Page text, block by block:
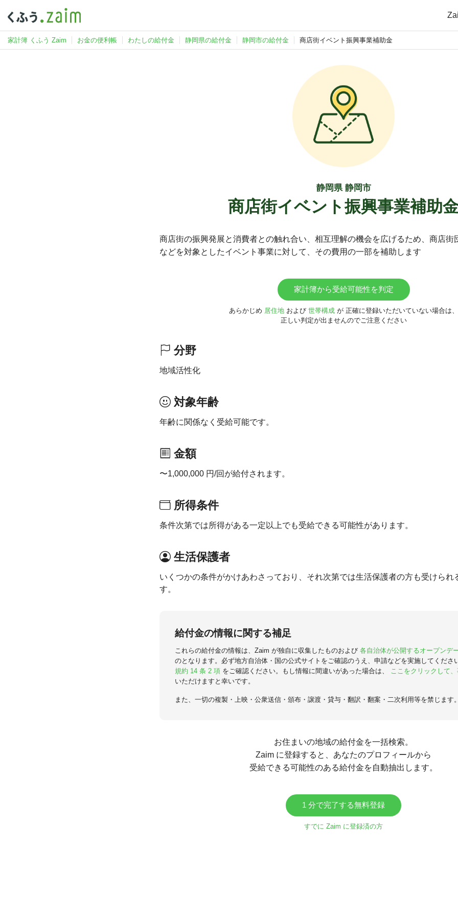
家計簿 くふう Zaim お金の便利帳 わたしの給付金 静岡県の給付金 静岡市の給付金 商店街イベント振興事業補助金
静岡県 静岡市
商店街イベント振興事業補助
商店街の振興発展と消費者との触れ合い、相互理解の機会を広げるため、商店街
などを対象としたイベント事業に対して、その費用の一部を補助します
家計簿から受給可能性を判定
あらかじめ 居住地および 世帯構成が 正確に登録いただいていない場合は、
正しい判定が出ませんのでご注意ください
分野
地域活性化
対象年齢
年齢に関係なく受給可能です。
金額
〜1,000,000 円/回が給付されます。
所得条件
条件次第では所得がある一定以上でも受給できる可能性があります。
生活保護者
いくつかの条件がかけあわさっており、それ次第では生活保護者の方も受けられ
す。
給付金の情報に関する補足
これらの給付金の情報は、Zaim が独自に収集したものおよび 各自治体が公開するオープンデ
のとなります。必ず地方自治体・国の公式サイトをご確認のうえ、申請などを実施してくださ
規約 14 条 2 項 をご確認ください。もし情報に間違いがあった場合は、
ここをクリックして
いただけますと幸いです。
また、一切の複製・上映・公衆送信・頒布・譲渡・貸与・翻訳・翻案・二次利用等を禁じます
お住まいの地域の給付金を一括検索。
Zaim に登録すると、あなたのプロフィールから
受給できる可能性のある給付金を自動抽出します。
1 分で完了する無料登録
すでに Zaim に登録済の方